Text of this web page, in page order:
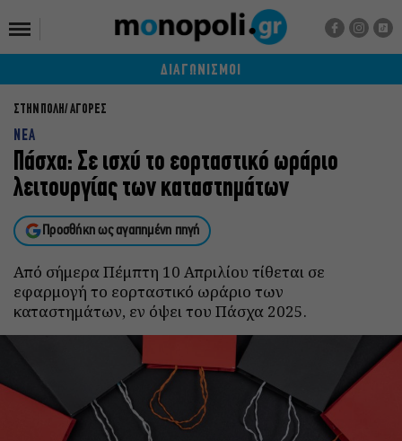
ΔΙΑΓΩΝΙΣΜΟΙ
ΣΤΗΝ ΠΟΛΗ ΑΓΟΡΕΣ
NEA
Πάσχα: Σε ισχύ το εορταστικό ωράριο
λειτουργίας των καταστημάτων
Προσθήκη ως αγαπημένη πηγή
Από σήμερα Πέμπτη 10 Απριλίου τίθεται σε
εφαρμογή το εορταστικό ωράριο των
καταστημάτων, εν όψει του Πάσχα 2025.